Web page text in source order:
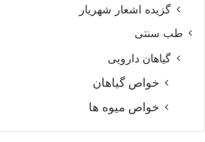
گزیده اشعار شهریار
طب سنتی
گیاهان دارویی
خواص گیاهان
خواص میوه ها